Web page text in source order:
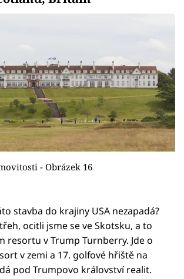
- Obrázek 16
stavba do krajiny USA nezapadá?
ocitli jsme se ve Skotsku, a to
resortu v Trump Turnberry. Jde o
v zemi a 17. golfové hřiště na
pod Trumpovo království realit.